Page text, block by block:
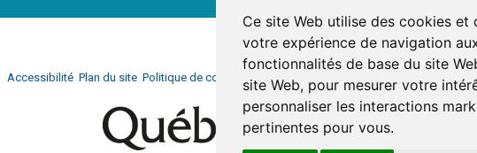
Ce site Web utilise des cookies
votre expérience de navigation
fonctionnalités de base du site
site Web, pour mesurer votre
personnaliser les interactions
pertinentes pour vous.
Accessibilité Plan du site Politique de confidentialité Documentation Réalisation du site